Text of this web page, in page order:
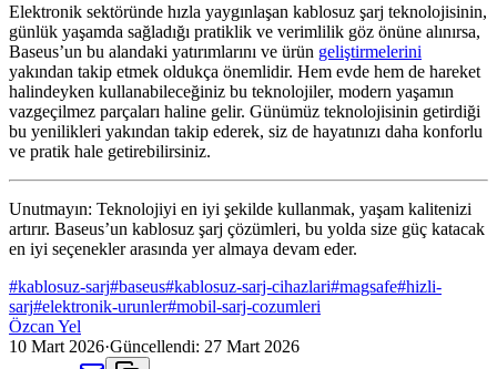
Elektronik sektöründe hızla yaygınlaşan kablosuz şarj teknolojisinin,
günlük yaşamda sağladığı pratiklik ve verimlilik göz önüne alınırsa,
Baseus’un bu alandaki yatırımlarını ve ürün geliştirmelerini
yakından takip etmek oldukça önemlidir. Hem evde hem de hareket
halindeyken kullanabileceğiniz bu teknolojiler, modern yaşamın
vazgeçilmez parçaları haline gelir. Günümüz teknolojisinin getirdiği
bu yenilikleri yakından takip ederek, siz de hayatınızı daha konforlu
ve pratik hale getirebilirsiniz.
Unutmayın: Teknolojiyi en iyi şekilde kullanmak, yaşam kalitenizi
artırır. Baseus’un kablosuz şarj çözümleri, bu yolda size güç katacak
en iyi seçenekler arasında yer almaya devam eder.
#kablosuz-sarj#baseus#kablosuz-sarj-cihazlari#magsafe#hizli-
sarj#elektronik-urunler#mobil-sarj-cozumleri
Özcan Yel
10 Mart 2026·Güncellendi: 27 Mart 2026